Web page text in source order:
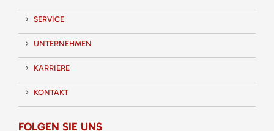
SERVICE
UNTERNEHMEN
KARRIERE
KONTAKT
FOLGEN SIE UNS